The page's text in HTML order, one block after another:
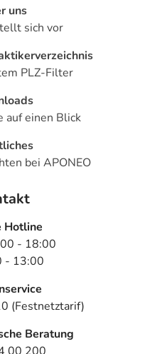
der Regenbogenhaut)
Augenumgebung, wie:
die Augenhöhle
uns
sich vor
PLZ-Filter
auf einen Blick
bei APONEO
Hotline
- 18:00
- 13:00
(Festnetztarif)
Beratung